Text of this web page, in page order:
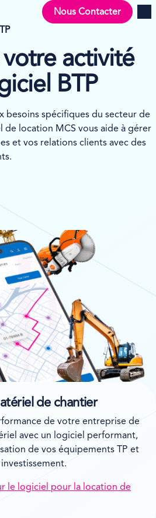
Nous Contacter
activité
BTP
besoins spécifiques du secteur de
de location MCS vous aide à gérer
et vos relations clients avec des
de chantier
de votre entreprise de
avec un logiciel performant,
de vos équipements TP et
le logiciel pour la location de